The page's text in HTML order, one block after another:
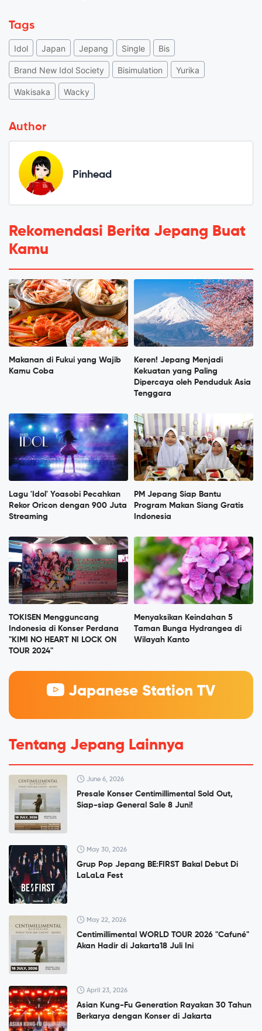
Tags
Idol Japan Jepang Single Bis
Brand New Idol Society Bisimulation Yurika
Wakisaka Wacky
Author
Pinhead
Rekomendasi Berita Jepang Buat
Kamu
Makanan di Fukui yang Wajib
Kamu Coba
Keren! Jepang Menjadi
Kekuatan yang Paling
Dipercaya oleh Penduduk Asia
Tenggara
Lagu 'Idol' Yoasobi Pecahkan
Rekor Oricon dengan 900 Juta
Streaming
PM Jepang Siap Bantu
Program Makan Siang Gratis
Indonesia
TOKISEN Mengguncang
Indonesia di Konser Perdana
"KIMI NO HEART NI LOCK ON
TOUR 2024"
Menyaksikan Keindahan 5
Taman Bunga Hydrangea di
Wilayah Kanto
Japanese Station TV
Tentang Jepang Lainnya
June 6, 2026
Presale Konser Centimillimental Sold Out,
Siap-siap General Sale 8 Juni!
May 30, 2026
Grup Pop Jepang BE:FIRST Bakal Debut Di
LaLaLa Fest
May 22, 2026
Centimillimental WORLD TOUR 2026 "Cafuné"
Akan Hadir di Jakarta18 Juli Ini
April 23, 2026
Asian Kung-Fu Generation Rayakan 30 Tahun
Berkarya dengan Konser di Jakarta